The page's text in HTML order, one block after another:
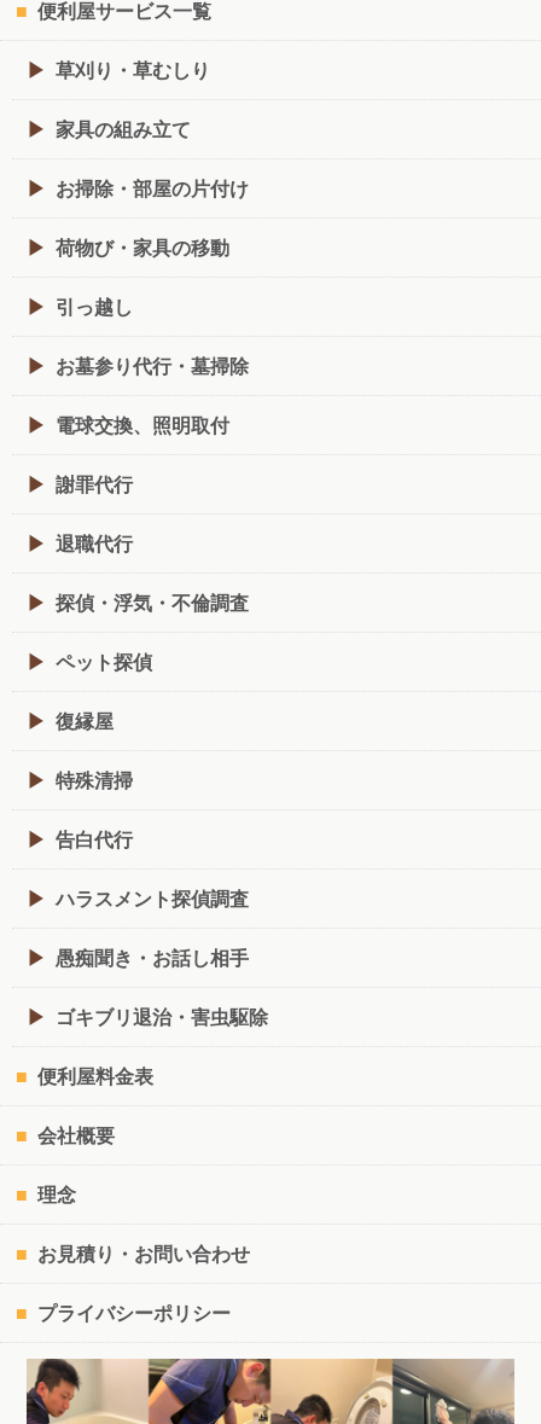
便利屋サービス一覧
草刈り・草むしり
家具の組み立て
お掃除・部屋の片付け
荷物び・家具の移動
引っ越し
お墓参り代行・墓掃除
電球交換、照明取付
謝罪代行
退職代行
探偵・浮気・不倫調査
ペット探偵
復縁屋
特殊清掃
告白代行
ハラスメント探偵調査
愚痴聞き・お話し相手
ゴキブリ退治・害虫駆除
便利屋料金表
会社概要
理念
お見積り・お問い合わせ
プライバシーポリシー